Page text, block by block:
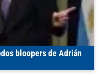
bloopers de Adrián